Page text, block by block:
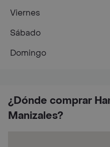
¿Dónde comprar
Manizales?
Viernes
Sábado
Domingo